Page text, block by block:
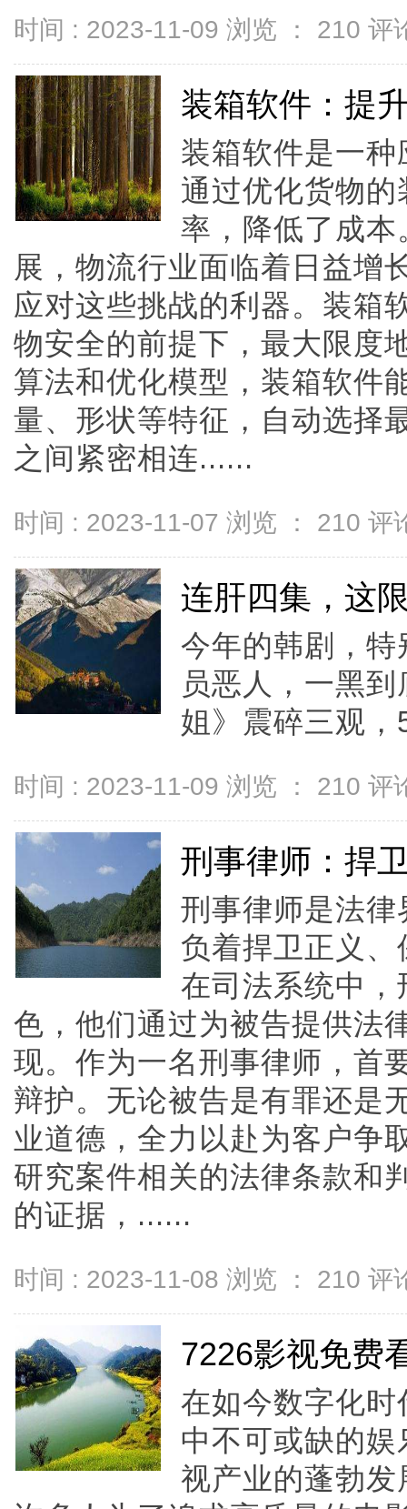
时间 : 2023-11-09 浏览 ： 210 评
装箱软件：提
装箱软件是一
通过优化货物
率，降低了成
展，物流行业面临着日益增
应对这些挑战的利器。装箱
物安全的前提下，最大限度
算法和优化模型，装箱软件
量、形状等特征，自动选择
之间紧密相连......
时间 : 2023-11-07 浏览 ： 210 评
连肝四集，这
今年的韩剧，
员恶人，一黑
姐》震碎三观
时间 : 2023-11-09 浏览 ： 210 评
刑事律师：捍
刑事律师是法
负着捍卫正义
在司法系统中
色，他们通过为被告提供法
现。作为一名刑事律师，首
辩护。无论被告是有罪还是
业道德，全力以赴为客户争
研究案件相关的法律条款和
的证据，......
时间 : 2023-11-08 浏览 ： 210 评
7226影视免
在如今数字化
中不可或缺的
视产业的蓬勃